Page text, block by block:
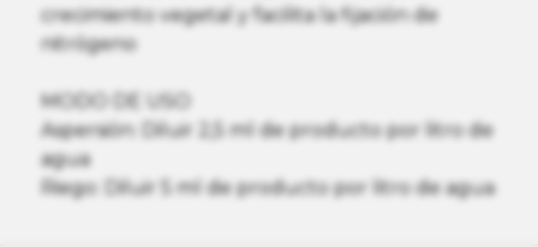
crecimiento vegetal y facilita la fijación de
nitrógeno
MODO DE USO
Aspersión: Diluir 2,5 ml de producto por litro de
agua
Riego: Diluir 5 ml de producto por litro de agua